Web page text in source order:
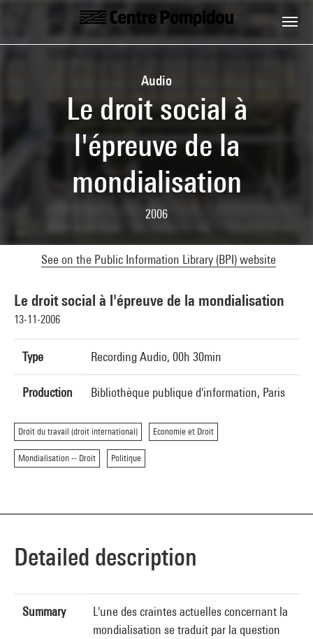
Skip to main content
Centre Pompidou
Audio
Le droit social à
l'épreuve de la
mondialisation
2006
See on the Public Information Library (BPI) website
Le droit social à l'épreuve de la mondialisation
13-11-2006
Type Recording Audio, 00h 30min
Production Bibliothèque publique d'information, Paris
Droit du travail (droit international) Economie et Droit
Mondialisation -- Droit Politique
Detailed description
Summary
L'une des craintes actuelles concernant la
mondialisation se traduit par la question